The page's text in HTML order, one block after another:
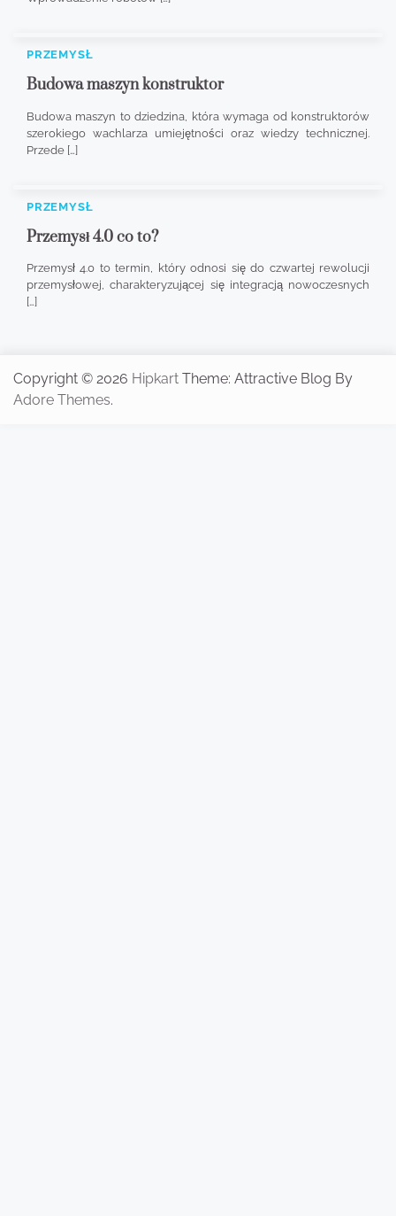
PRZEMYSŁ
Budowa maszyn konstruktor
Budowa maszyn to dziedzina, która wymaga od konstruktorów
szerokiego wachlarza umiejętności oraz wiedzy technicznej.
Przede […]
PRZEMYSŁ
Przemysł 4.0 co to?
Przemysł 4.0 to termin, który odnosi się do czwartej rewolucji
przemysłowej, charakteryzującej się integracją nowoczesnych
[…]
Copyright © 2026 Hipkart Theme: Attractive Blog By
Adore Themes.